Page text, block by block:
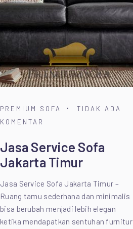
PREMIUM SOFA
TIDAK ADA
KOMENTAR
Jasa Service Sofa
Jakarta Timur
Jasa Service Sofa Jakarta Timur –
Ruang tamu sederhana dan minimalis
bisa berubah menjadi lebih elegan
ketika mendapatkan sentuhan furnitur